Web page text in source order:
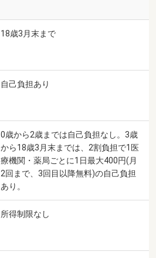
18歳3月末まで
自己負担あり
0歳から2歳までは自己負担なし。3歳
から18歳3月末までは、2割負担で1医
療機関・薬局ごとに1日最大400円(月
2回まで、3回目以降無料)の自己負担
あり。
所得制限なし